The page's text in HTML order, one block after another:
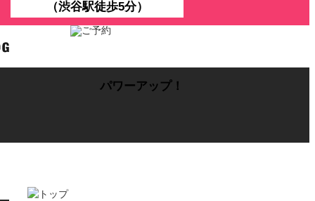
（渋谷駅徒歩5分）
パワーアップ！